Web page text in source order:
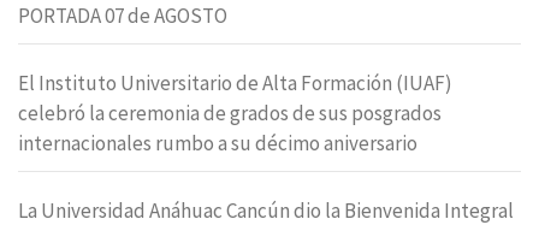
PORTADA 07 de AGOSTO
El Instituto Universitario de Alta Formación (IUAF)
celebró la ceremonia de grados de sus posgrados
internacionales rumbo a su décimo aniversario
La Universidad Anáhuac Cancún dio la Bienvenida Integral